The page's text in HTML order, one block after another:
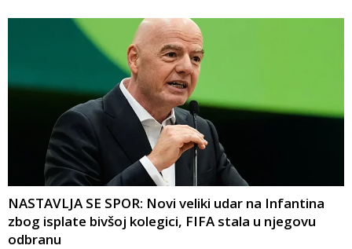
NASTAVLJA SE SPOR: Novi veliki udar na Infantina
zbog isplate bivšoj kolegici, FIFA stala u njegovu
odbranu